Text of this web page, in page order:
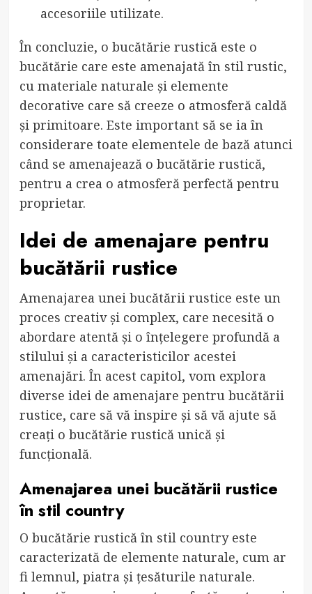
accesoriile utilizate.
În concluzie, o bucătărie rustică este o
bucătărie care este amenajată în stil rustic,
cu materiale naturale și elemente
decorative care să creeze o atmosferă caldă
și primitoare. Este important să se ia în
considerare toate elementele de bază atunci
când se amenajează o bucătărie rustică,
pentru a crea o atmosferă perfectă pentru
proprietar.
Idei de amenajare pentru
bucătării rustice
Amenajarea unei bucătării rustice este un
proces creativ și complex, care necesită o
abordare atentă și o înțelegere profundă a
stilului și a caracteristicilor acestei
amenajări. În acest capitol, vom explora
diverse idei de amenajare pentru bucătării
rustice, care să vă inspire și să vă ajute să
creați o bucătărie rustică unică și
funcțională.
Amenajarea unei bucătării rustice
în stil country
O bucătărie rustică în stil country este
caracterizată de elemente naturale, cum ar
fi lemnul, piatra și țesăturile naturale.